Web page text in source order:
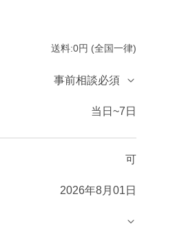
送料:0円 (全国一律)
事前相談必須
当日~7日
可
2026年8月01日